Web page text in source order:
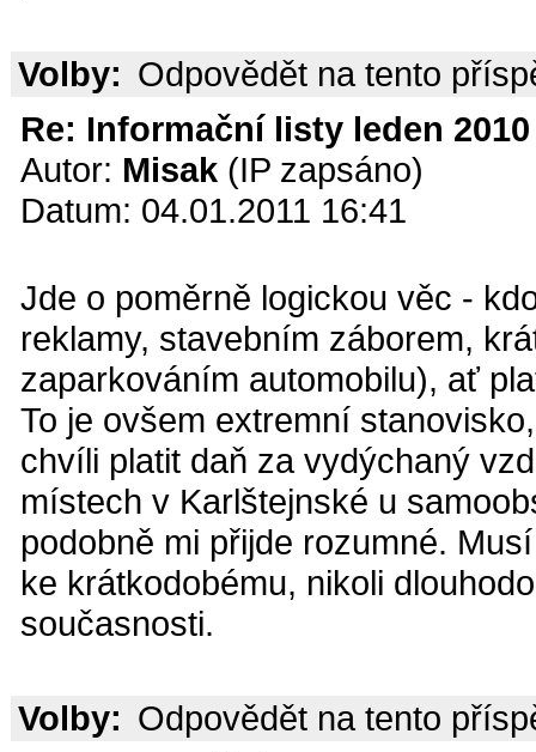
Volby: Odpovědět na tento
Re: Informační listy leden
Autor: Misak (IP zapsáno)
Datum: 04.01.2011 16:41
Jde o poměrně logickou věc -
reklamy, stavebním záborem,
zaparkováním automobilu), ať
To je ovšem extremní
chvíli platit daň za vydýchaný
místech v Karlštejnské u
podobně mi přijde rozumné.
ke krátkodobému, nikoli
současnosti.
Volby: Odpovědět na tento